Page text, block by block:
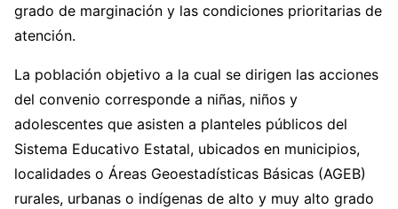
grado de marginación y las condiciones prioritarias de
atención.
La población objetivo a la cual se dirigen las acciones
del convenio corresponde a niñas, niños y
adolescentes que asisten a planteles públicos del
Sistema Educativo Estatal, ubicados en municipios,
localidades o Áreas Geoestadísticas Básicas (AGEB)
rurales, urbanas o indígenas de alto y muy alto grado